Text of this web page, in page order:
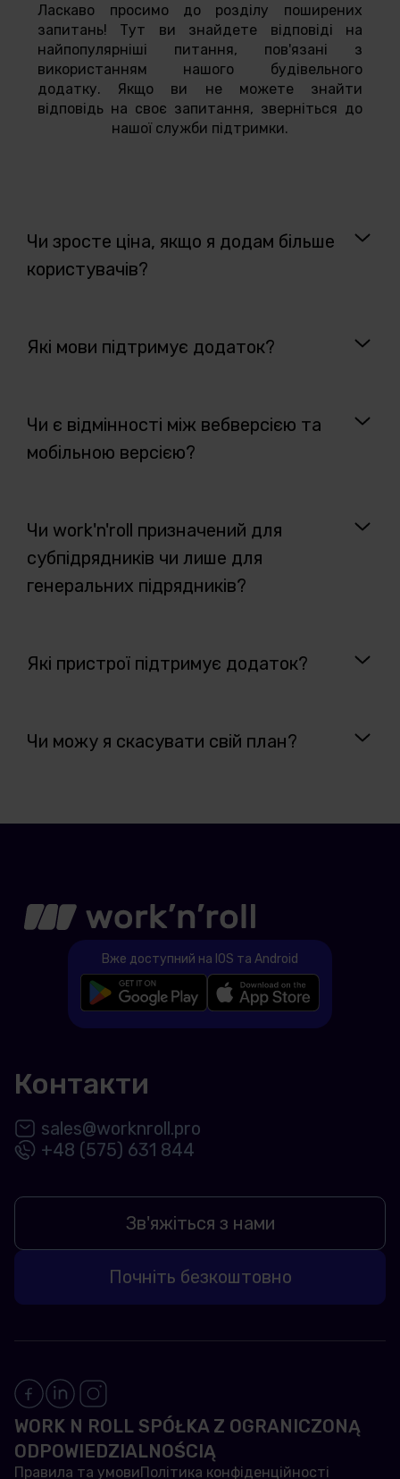
Ласкаво просимо до розділу поширених
запитань! Тут ви знайдете відповіді на
найпопулярніші питання, пов'язані з
використанням нашого будівельного
додатку. Якщо ви не можете знайти
відповідь на своє запитання, зверніться до
нашої служби підтримки.
Чи зросте ціна, якщо я додам більше
користувачів?
Які мови підтримує додаток?
Чи є відмінності між вебверсією та
мобільною версією?
Чи work'n'roll призначений для
субпідрядників чи лише для
генеральних підрядників?
Які пристрої підтримує додаток?
Чи можу я скасувати свій план?
Вже доступний на IOS та Android
Зв'яжіться з нами
Почніть безкоштовно
Контакти
sales@worknroll.pro
+48 (575) 631 844
WORK N ROLL SPÓŁKA Z OGRANICZONĄ
ODPOWIEDZIALNOŚCIĄ
Правила та умовиПолітика конфіденційності